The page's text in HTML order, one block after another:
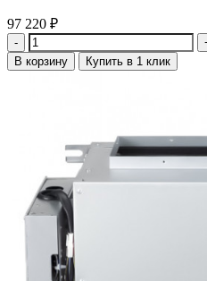
97 220 ₽
Количество
В корзину Купить в 1 клик